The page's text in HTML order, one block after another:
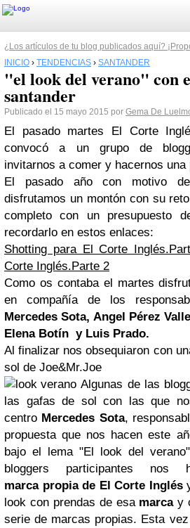
¿Los artículos de tu blog publicados aquí?
INICIO › TENDENCIAS › SANTANDER
"el look del verano" con
santander
Publicado el 15 mayo 2015 por Gema De
El pasado martes El Corte
convocó a un grupo de
invitarnos a comer y hacernos una
El pasado año con motivo
disfrutamos un montón con su
completo con un presupuesto
recordarlo en estos enlaces:
Shotting para El Corte
Corte Inglés.Parte 2
Como os contaba el martes
en compañía de los
Mercedes Sota, Angel Pérez
Elena Botín y Luis Prado.
Al finalizar nos obsequiaron con
sol de Joe&Mr.Joe
Algunas de las
las gafas de sol con las que
centro Mercedes Sota,
propuesta que nos hacen este
bajo el lema "El look del
bloggers participantes nos
marca propia de El Corte Inglés
look con prendas de esa marcay
serie de marcas propias. Esta